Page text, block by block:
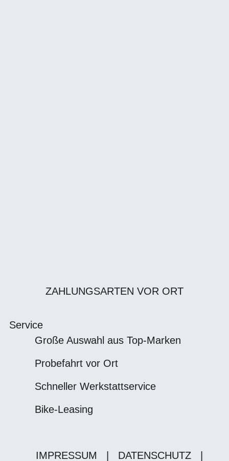
ZAHLUNGSARTEN VOR ORT
Service
Große Auswahl aus Top-Marken
Probefahrt vor Ort
Schneller Werkstattservice
Bike-Leasing
IMPRESSUM DATENSCHUTZ